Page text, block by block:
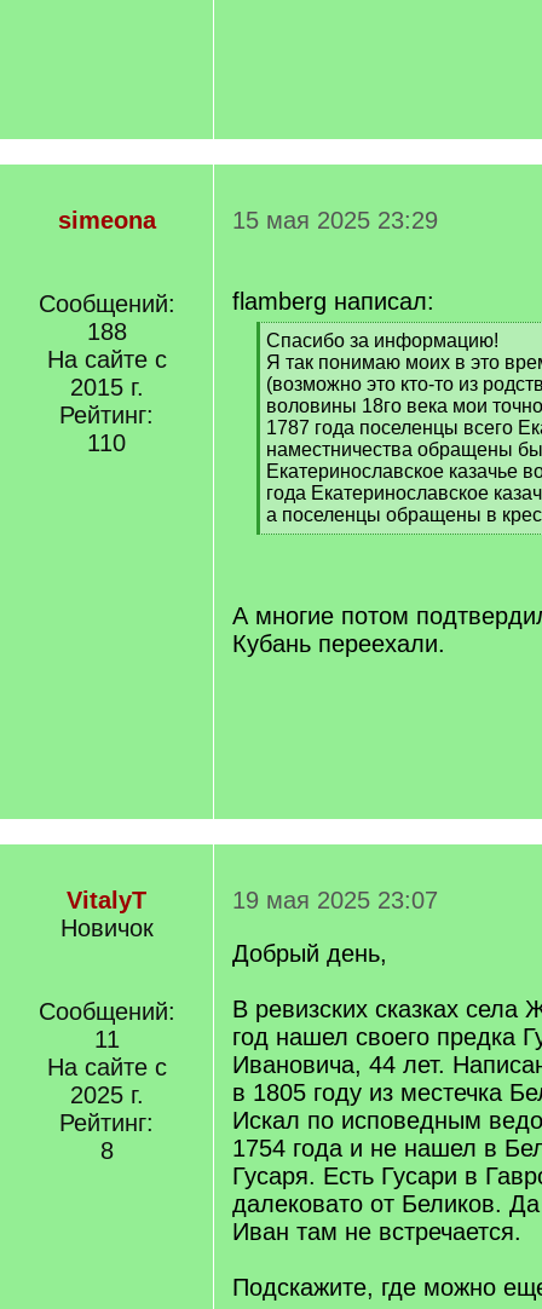
simeona
Сообщений:
188
На сайте с
2015 г.
Рейтинг:
110
15 мая 2025 23:29
flamberg написал:
[
q
]
Спасибо за информацию!
Я так понимаю моих в это
(возможно это кто-то из
воловины 18го века мои
1787 года поселенцы всего
наместничества обращены
Екатеринославское казачье
года Екатеринославское
а поселенцы обращены в
[
А многие потом
Кубань переехали.
VitalyT
Новичок
Сообщений:
11
На сайте с
2025 г.
Рейтинг:
8
19 мая 2025 23:07
Добрый день,
В ревизских сказках села
год нашел своего предка
Ивановича, 44 лет.
в 1805 году из местечка
Искал по исповедным
1754 года и не нашел в
Гусаря. Есть Гусари в
далековато от Беликов.
Иван там не встречается.
Подскажите, где можно